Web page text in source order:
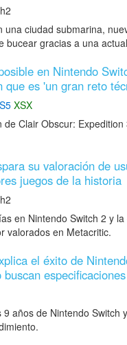
ciudad submarina,
bucear gracias a una
en Nintendo
que es 'un gran reto
XSX
Clair Obscur:
su valoración de
juegos de la historia
en Nintendo Switch 2 y
valorados en Metacritic.
el éxito de
años de Nintendo Switch